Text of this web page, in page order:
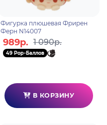
Фигурка плюшевая Фрирен
Ферн N14007
989р. 1 090р.
49 Pop-Баллов
В КОРЗИНУ